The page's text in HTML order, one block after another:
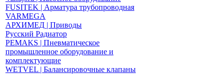
FUSITEK | Арматура трубопроводная
VARMEGA
АРХИМЕД | Приводы
Русский Радиатор
PEMAKS | Пневматическое
промышленное оборудование и
комплектующие
WETVEL | Балансировочные клапаны